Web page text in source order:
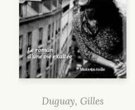
Duguay, Gilles